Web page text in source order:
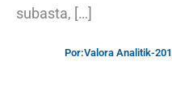
subasta, […]
Por:Valora Analitik-